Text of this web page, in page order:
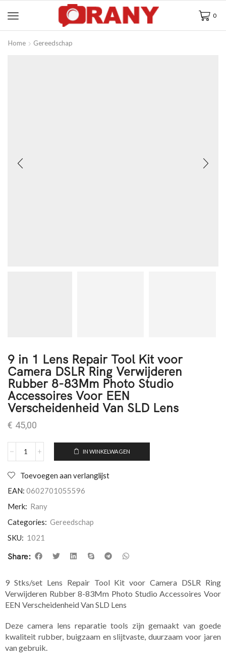
0
Home Gereedschap
9 in 1 Lens Repair Tool Kit voor
Camera DSLR Ring Verwijderen
Rubber 8-83Mm Photo Studio
Accessoires Voor EEN
Verscheidenheid Van SLD Lens
€ 45,00
IN WINKELWAGEN
Toevoegen aan verlanglijst
EAN: 0602701055596
Merk: Rany
Categories: Gereedschap
SKU: 1021
Share:
9 Stks/set Lens Repair Tool Kit voor Camera DSLR Ring
Verwijderen Rubber 8-83Mm Photo Studio Accessoires Voor
EEN Verscheidenheid Van SLD Lens
Deze camera lens reparatie tools zijn gemaakt van goede
kwaliteit rubber, buigzaam en slijtvaste, duurzaam voor jaren
van gebruik.